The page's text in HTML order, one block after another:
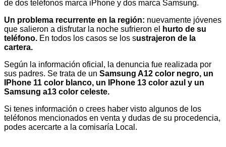
de dos teléfonos marca iPhone y dos marca Samsung.
Un problema recurrente en la región: nuevamente jóvenes
que salieron a disfrutar la noche sufrieron el
hurto de su
teléfono. En todos los casos se los sustrajeron de la
cartera.
Según la información oficial, la denuncia fue realizada por
sus padres. Se trata de un Samsung A12 color negro, un
IPhone 11 color blanco, un IPhone 13 color azul y un
Samsung a13 color celeste.
Si tenes información o crees haber visto algunos de los
teléfonos mencionados en venta y dudas de su procedencia,
podes acercarte a la comisaría Local.